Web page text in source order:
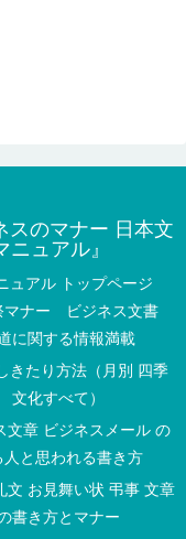
スのマナー 日本文
ュアル』
ュアル トップページ
マナー ビジネス文書
に関する情報満載
きたり方法（月別 四季
文化すべて）
文章 ビジネスメール の
人と思われる書き方
文 お見舞い状 弔事 文章
書き方とマナー